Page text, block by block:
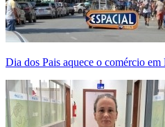
Dia dos Pais aquece o comércio em